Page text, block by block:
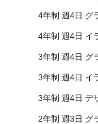
4年制 週4日 グ
4年制 週4日 イ
3年制 週4日 グ
3年制 週4日 イ
3年制 週4日 デ
2年制 週3日 グ